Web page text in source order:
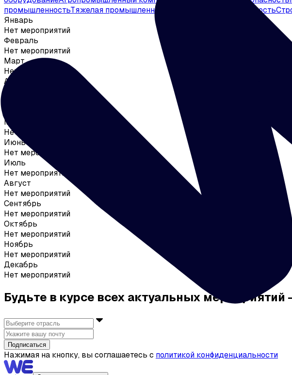
промышленностьТяжелая промышленность Пищевая промышленность
Январь
Нет мероприятий
Февраль
Нет мероприятий
Март
Нет мероприятий
Апрель
Май
Нет мероприятий
Июнь
Нет мероприятий
Июль
Нет мероприятий
Август
Нет мероприятий
Сентябрь
Нет мероприятий
Октябрь
Нет мероприятий
Ноябрь
Нет мероприятий
Декабрь
Нет мероприятий
Будьте в курсе всех актуальных
Подписаться
Нажимая на кнопку, вы соглашаетесь с политикой конфиденциальности